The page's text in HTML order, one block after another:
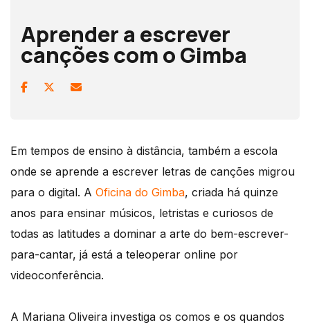
Aprender a escrever
canções com o Gimba
Em tempos de ensino à distância, também a escola
onde se aprende a escrever letras de canções migrou
para o digital. A Oficina do Gimba, criada há quinze
anos para ensinar músicos, letristas e curiosos de
todas as latitudes a dominar a arte do bem-escrever-
para-cantar, já está a teleoperar online por
videoconferência.
A Mariana Oliveira investiga os comos e os quandos